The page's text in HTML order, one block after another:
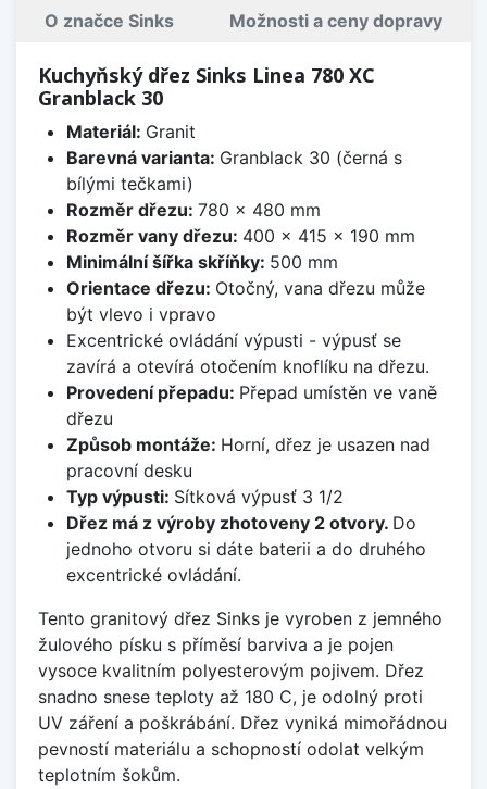
O značce Sinks Možnosti a ceny dopravy
Kuchyňský dřez Sinks Linea 780 XC
Granblack 30
Materiál: Granit
Barevná varianta: Granblack 30 (černá s
bílými tečkami)
Rozměr dřezu: 780 x 480 mm
Rozměr vany dřezu: 400 x 415 x 190 mm
Minimální šířka skříňky: 500 mm
Orientace dřezu: Otočný, vana dřezu může
být vlevo i vpravo
Excentrické ovládání výpusti - výpusť se
zavírá a otevírá otočením knoflíku na dřezu.
Provedení přepadu: Přepad umístěn ve vaně
dřezu
Způsob montáže: Horní, dřez je usazen nad
pracovní desku
Typ výpusti: Sítková výpusť 3 1/2
Dřez má z výroby zhotoveny 2 otvory. Do
jednoho otvoru si dáte baterii a do druhého
excentrické ovládání.
Tento granitový dřez Sinks je vyroben z jemného
žulového písku s příměsí barviva a je pojen
vysoce kvalitním polyesterovým pojivem. Dřez
snadno snese teploty až 180 C, je odolný proti
UV záření a poškrábání. Dřez vyniká mimořádnou
pevností materiálu a schopností odolat velkým
teplotním šokům.